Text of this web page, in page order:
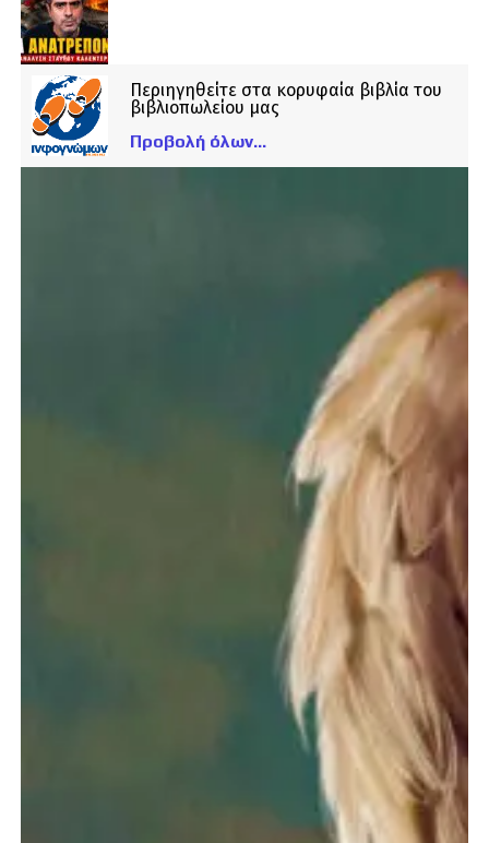
Περιηγηθείτε στα κορυφαία βιβλία του
βιβλιοπωλείου μας
Προβολή όλων